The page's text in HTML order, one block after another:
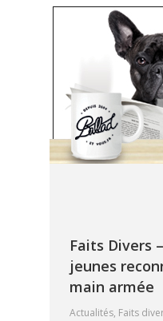
Faits Divers
jeunes
main armée
Actualités, Faits